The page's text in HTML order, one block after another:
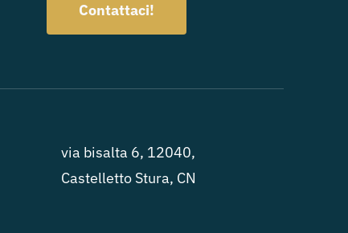
Contattaci!
via bisalta 6, 12040,
Castelletto Stura, CN